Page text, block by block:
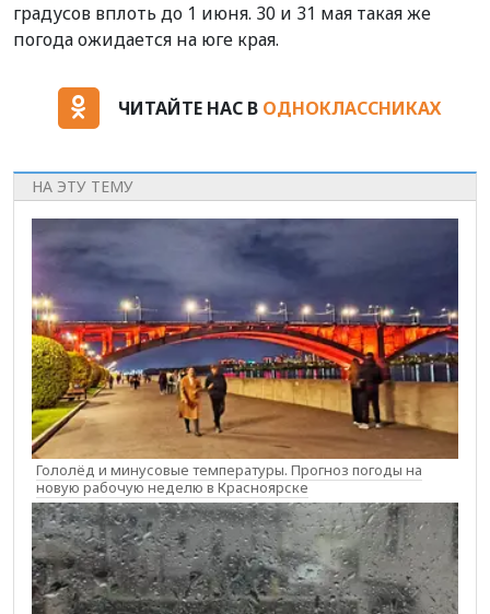
градусов вплоть до 1 июня. 30 и 31 мая такая же
погода ожидается на юге края.
ЧИТАЙТЕ НАС В ОДНОКЛАССНИКАХ
НА ЭТУ ТЕМУ
Гололёд и минусовые температуры. Прогноз погоды на
новую рабочую неделю в Красноярске